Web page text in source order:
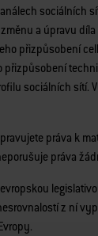
sociálních
a úpravu
přizpůsobení
přizpůsobení
sociálních sítí.
práva k
práva
z ní